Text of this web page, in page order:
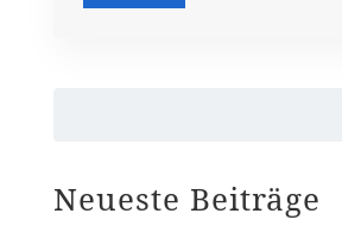
Neueste Beiträge